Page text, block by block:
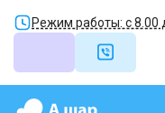
Режим работы: с 8.00